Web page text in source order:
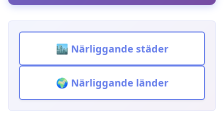
🏙️ Närliggande städer
🌍 Närliggande länder